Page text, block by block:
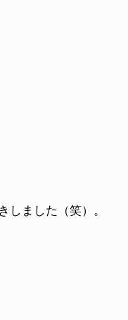
しました（笑）。